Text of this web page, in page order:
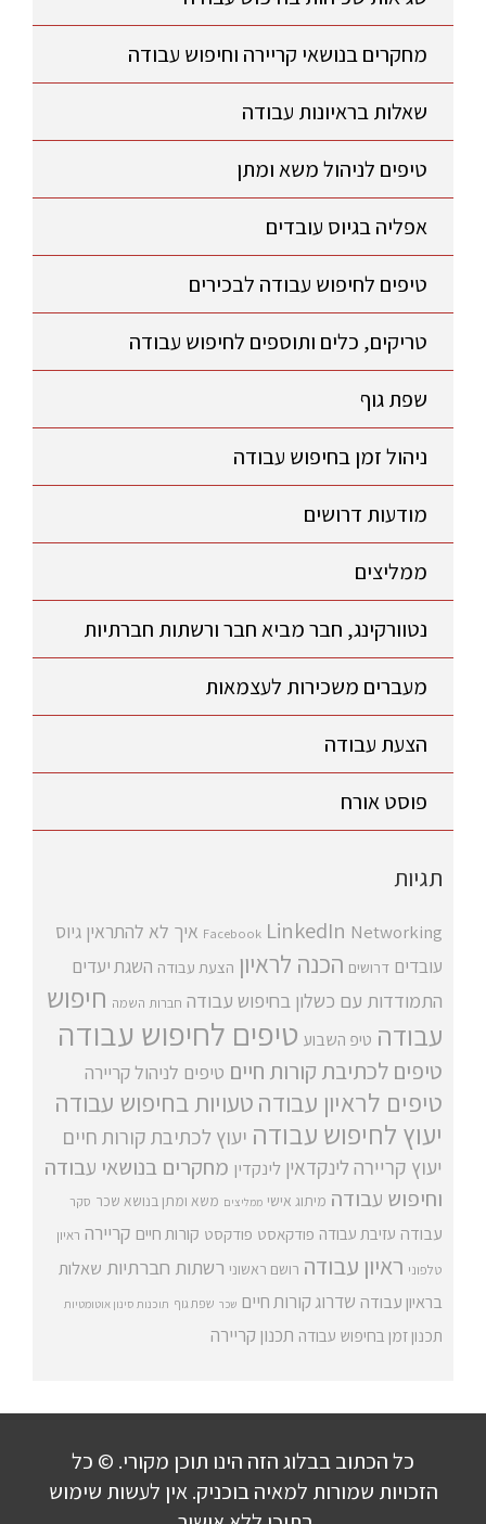
מחקרים בנושאי קריירה וחיפוש עבודה
שאלות בראיונות עבודה
טיפים לניהול משא ומתן
אפליה בגיוס עובדים
טיפים לחיפוש עבודה לבכירים
טריקים, כלים ותוספים לחיפוש עבודה
שפת גוף
ניהול זמן בחיפוש עבודה
מודעות דרושים
ממליצים
נטוורקינג, חבר מביא חבר ורשתות חברתיות
מעברים משכירות לעצמאות
הצעת עבודה
פוסט אורח
תגיות
Facebook LinkedIn Networking איך לא להתראין גיוס
עובדים דרושים הכנה לראיון הצעת עבודה השגת יעדים
התמודדות עם כשלון בחיפוש עבודה חברות השמה חיפוש
עבודה טיפ השבוע טיפים לחיפוש עבודה
טיפים לכתיבת קורות חיים טיפים לניהול קריירה
טיפים לראיון עבודהטעויות בחיפוש עבודה
יעוץ לחיפוש עבודה יעוץ לכתיבת קורות חיים
יעוץ קריירה לינקדאין לינקדין מחקרים בנושאי עבודה
וחיפוש עבודה מיתוג אישי ממליצים משא ומתן בנושא שכר סקר
עבודה עזיבת עבודה פודקאסט פודקסט קורות חיים קריירה ראיון
טלפוני ראיון עבודה רושם ראשוני רשתות חברתיות שאלות
בראיון עבודה שדרוג קורות חיים שכר שפת גוף תוכנות סינון אוטומטיות
תכנון זמן בחיפוש עבודה תכנון קריירה
כל הכתוב בבלוג הזה הינו תוכן מקורי. © כל
הזכויות שמורות למאיה בוכניק. אין לעשות שימוש